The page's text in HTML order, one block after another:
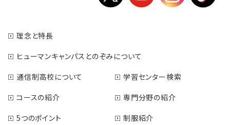
理念と特長
ヒューマンキャンパスとのぞみについて
通信制高校について
学習センター検索
コースの紹介
専門分野の紹介
5つのポイント
制服紹介